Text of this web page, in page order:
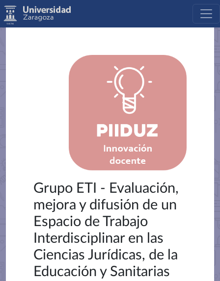
Grupo ETI - Evaluación,
mejora y difusión de un
Espacio de Trabajo
Interdisciplinar en las
Ciencias Jurídicas, de la
Educación y Sanitarias